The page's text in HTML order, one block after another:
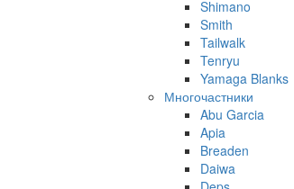
Shimano
Smith
Tailwalk
Tenryu
Yamaga Blanks
Многочастники
Abu Garcia
Apia
Breaden
Daiwa